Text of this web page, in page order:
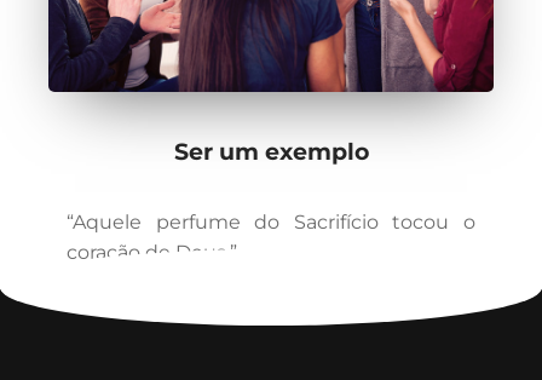
Ser um exemplo
“Aquele perfume do Sacrifício tocou o
coração de Deus.”